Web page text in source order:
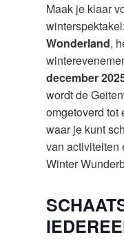
Maak je klaar
winterspektakel:
Wonderland,
december
wordt de
omgetoverd tot
waar je kunt
van activiteiten
Winter